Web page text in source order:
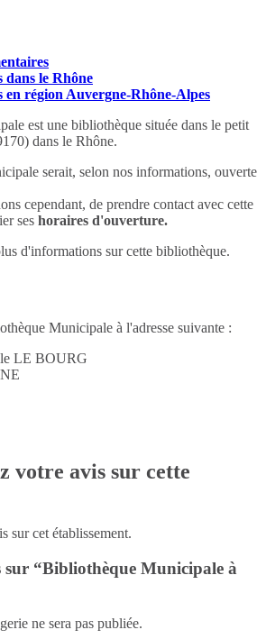
dans le Rhône
en région Auvergne-Rhône-Alpes
est une bibliothèque située dans le petit
dans le Rhône.
serait, selon nos informations, ouverte
cependant, de prendre contact avec cette
ses horaires d'ouverture.
d'informations sur cette bibliothèque.
Municipale à l'adresse suivante :
LE BOURG
votre avis sur cette
sur cet établissement.
sur “Bibliothèque Municipale à
ne sera pas publiée.